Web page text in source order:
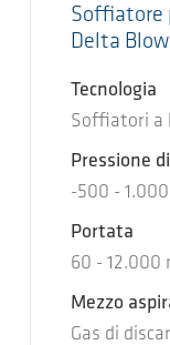
Soffiatore
Delta
Tecnologia
Soffiatori a
Pressione
-500 - 1.000
Portata
60 - 12.000
Mezzo
Gas di